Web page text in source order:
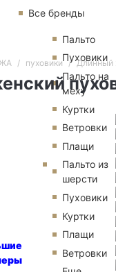
Все бренды
Пальто
Пуховики
Пальто на
меху
Куртки
Ветровки
Плащи
Пальто из
шерсти
Пуховики
Куртки
Плащи
Ветровки
пуховики Длинный